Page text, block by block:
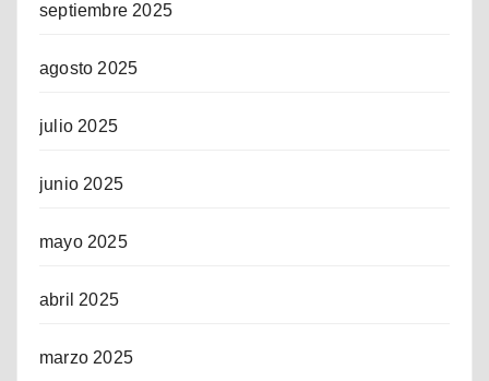
septiembre 2025
agosto 2025
julio 2025
junio 2025
mayo 2025
abril 2025
marzo 2025